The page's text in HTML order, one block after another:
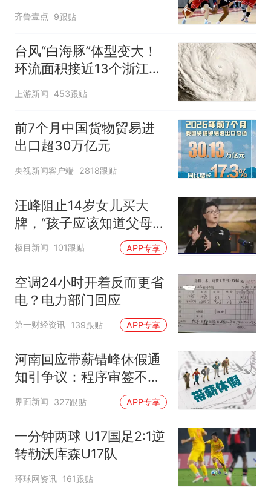
有望出战
齐鲁壹点 9跟贴
台风“白海豚”体型变大！
环流面积接近13个浙江那
么大
上游新闻 453跟贴
前7个月中国货物贸易进
出口超30万亿元
央视新闻客户端 2818跟贴
汪峰阻止14岁女儿买大
牌，“孩子应该知道父母的
不易”，称自己买衣服80%
极目新闻 101跟贴 APP专享
空调24小时开着反而更省
电？电力部门回应
第一财经资讯 139跟贴 APP专享
河南回应带薪错峰休假通
知引争议：程序审签不规
范，待修改后予以印发
界面新闻 327跟贴 APP专享
一分钟两球 U17国足2:1逆
转勒沃库森U17队
环球网资讯 161跟贴